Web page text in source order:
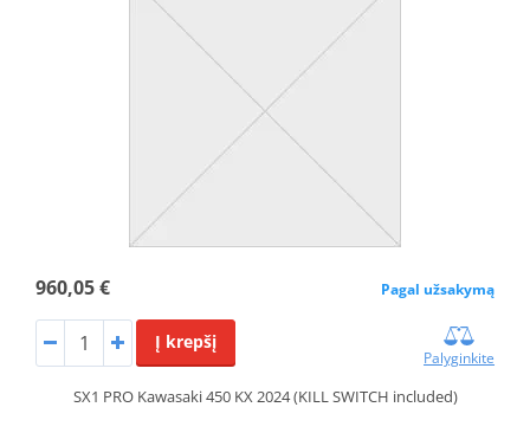
960,05 € Pagal užsakymą
Į krepšį
Palyginkite
SX1 PRO Kawasaki 450 KX 2024 (KILL SWITCH included)